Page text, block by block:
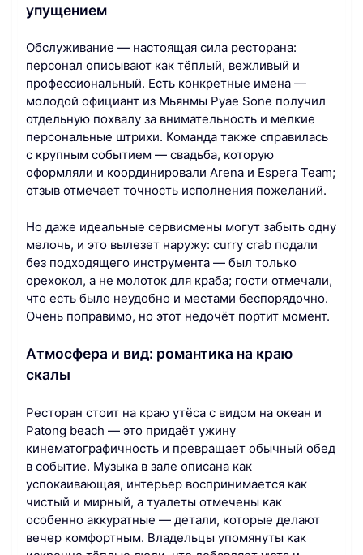
упущением
Обслуживание — настоящая сила ресторана:
персонал описывают как тёплый, вежливый и
профессиональный. Есть конкретные имена —
молодой официант из Мьянмы Pyae Sone получил
отдельную похвалу за внимательность и мелкие
персональные штрихи. Команда также справилась
с крупным событием — свадьба, которую
оформляли и координировали Arena и Espera Team;
отзыв отмечает точность исполнения пожеланий.
Но даже идеальные сервисмены могут забыть одну
мелочь, и это вылезет наружу: curry crab подали
без подходящего инструмента — был только
орехокол, а не молоток для краба; гости отмечали,
что есть было неудобно и местами беспорядочно.
Очень поправимо, но этот недочёт портит момент.
Атмосфера и вид: романтика на краю
скалы
Ресторан стоит на краю утёса с видом на океан и
Patong beach — это придаёт ужину
кинематографичность и превращает обычный обед
в событие. Музыка в зале описана как
успокаивающая, интерьер воспринимается как
чистый и мирный, а туалеты отмечены как
особенно аккуратные — детали, которые делают
вечер комфортным. Владельцы упомянуты как